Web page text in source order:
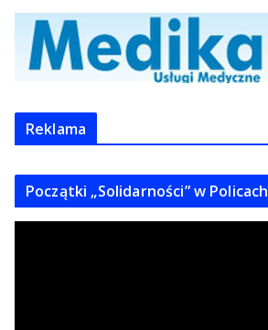
Reklama
Początki „Solidarności” w Policach